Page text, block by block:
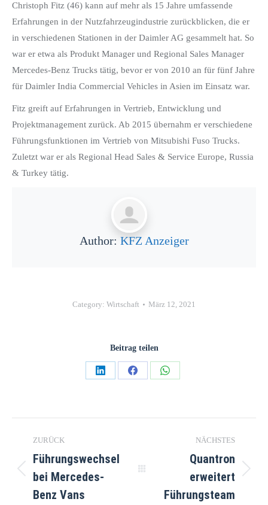
Christoph Fitz (46) kann auf mehr als 15 Jahre umfassende
Erfahrungen in der Nutzfahrzeugindustrie zurückblicken, die er
in verschiedenen Stationen in der Daimler AG gesammelt hat. So
war er etwa als Produkt Manager und Regional Sales Manager
Mercedes-Benz Trucks tätig, bevor er von 2010 an für fünf Jahre
für Daimler India Commercial Vehicles in Asien im Einsatz war.
Fitz greift auf Erfahrungen in Vertrieb, Entwicklung und
Projektmanagement zurück. Ab 2015 übernahm er verschiedene
Führungsfunktionen im Vertrieb von Mitsubishi Fuso Trucks.
Zuletzt war er als Regional Head Sales & Service Europe, Russia
& Turkey tätig.
Author: KFZ Anzeiger
Category: Wirtschaft März 12, 2021
Beitrag teilen
Teilen
Teilen
Teilen
Kommentarnavigation
ZURÜCK
Vorheriger
Beitrag:
Führungswechsel
bei Mercedes-
Benz Vans
NÄCHSTES
Nächster
Beitrag:
Quantron
erweitert
Führungsteam